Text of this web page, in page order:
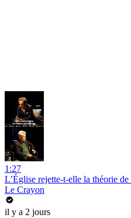
1:27
L’Église rejette-t-elle la théorie
Le Crayon
il y a 2 jours